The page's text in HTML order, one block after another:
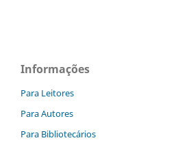
Informações
Para Leitores
Para Autores
Para Bibliotecários